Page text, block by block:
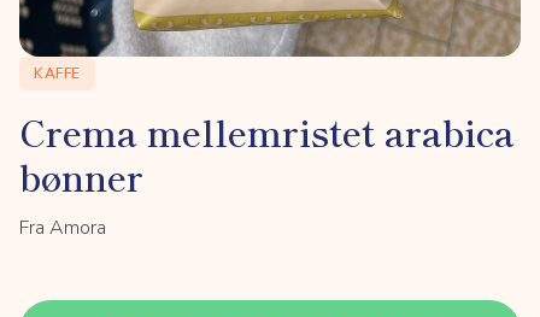
KAFFE
Crema mellemristet arabica
bønner
Fra Amora